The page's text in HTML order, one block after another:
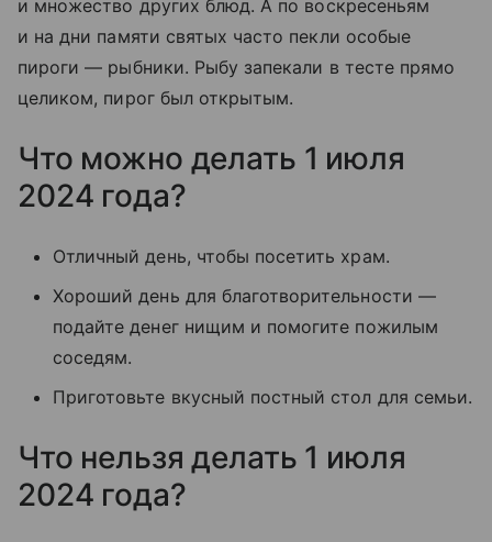
и множество других блюд. А по воскресеньям
и на дни памяти святых часто пекли особые
пироги — рыбники. Рыбу запекали в тесте прямо
целиком, пирог был открытым.
Что можно делать 1 июля
2024 года?
Отличный день, чтобы посетить храм.
Хороший день для благотворительности —
подайте денег нищим и помогите пожилым
соседям.
Приготовьте вкусный постный стол для семьи.
Что нельзя делать 1 июля
2024 года?